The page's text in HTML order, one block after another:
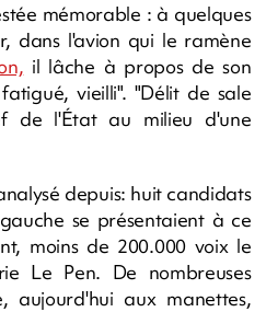
mémorable : à quelques
dans l'avion qui le ramène
il lâche à propos de son
vieilli". "Délit de sale
de l'État au milieu d'une
depuis: huit candidats
se présentaient à ce
moins de 200.000 voix le
Le Pen. De nombreuses
aujourd'hui aux manettes,